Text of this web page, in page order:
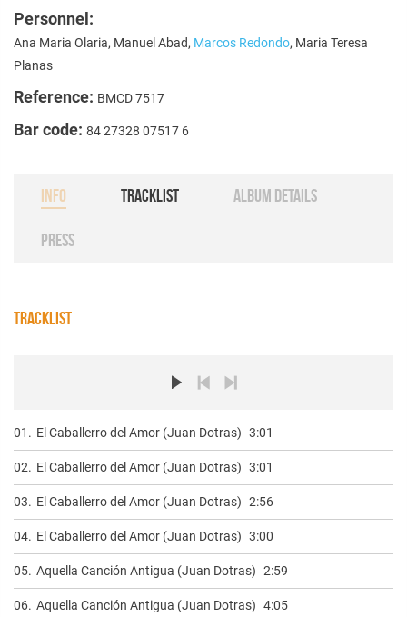
Personnel:
Ana Maria Olaria, Manuel Abad, Marcos Redondo, Maria Teresa
Planas
Reference: BMCD 7517
Bar code: 84 27328 07517 6
INFO TRACKLIST ALBUM DETAILS
PRESS
TRACKLIST
01. El Caballerro del Amor (Juan Dotras) 3:01
02. El Caballerro del Amor (Juan Dotras) 3:01
03. El Caballerro del Amor (Juan Dotras) 2:56
04. El Caballerro del Amor (Juan Dotras) 3:00
05. Aquella Canción Antigua (Juan Dotras) 2:59
06. Aquella Canción Antigua (Juan Dotras) 4:05